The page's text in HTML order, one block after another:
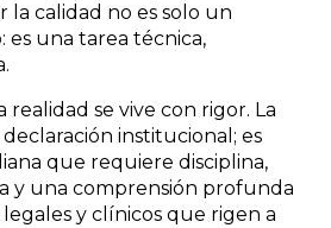
la calidad no es solo un
es una tarea técnica,
realidad se vive con rigor. La
institucional; es
que requiere disciplina,
y una comprensión profunda
y clínicos que rigen a